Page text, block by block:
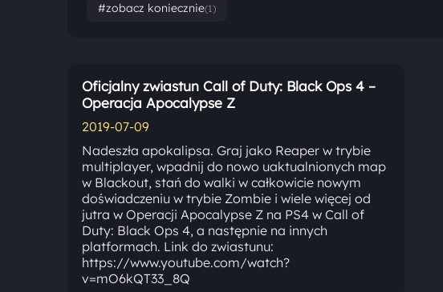
#zobacz koniecznie(1)
Oficjalny zwiastun Call of Duty: Black Ops 4 –
Operacja Apocalypse Z
2019-07-09
Nadeszła apokalipsa. Graj jako Reaper w trybie
multiplayer, wpadnij do nowo uaktualnionych map
w Blackout, stań do walki w całkowicie nowym
doświadczeniu w trybie Zombie i wiele więcej od
jutra w Operacji Apocalypse Z na PS4 w Call of
Duty: Black Ops 4, a następnie na innych
platformach. Link do zwiastunu:
https://www.youtube.com/watch?
v=mO6kQT33_8Q